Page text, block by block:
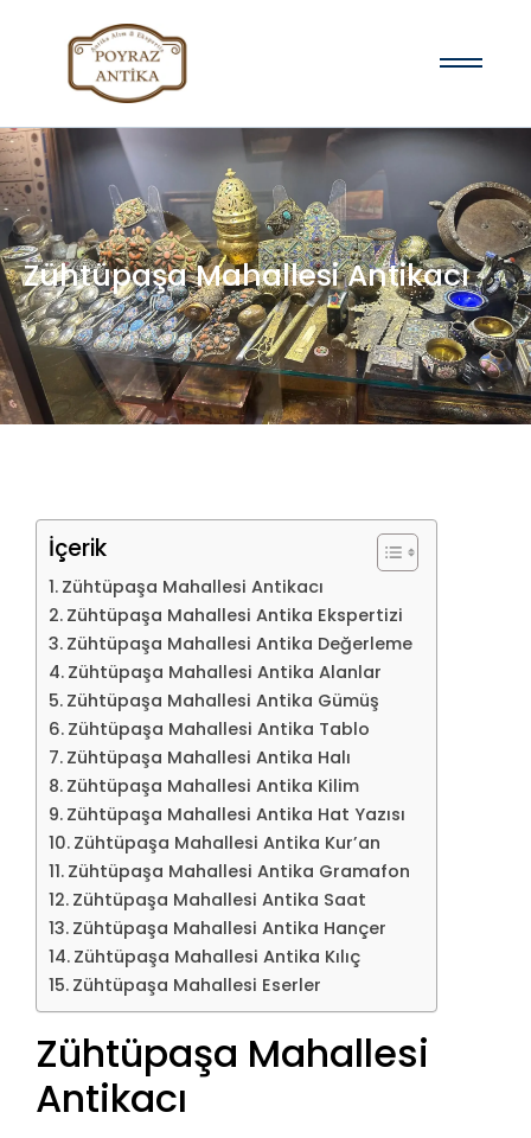
Zühtüpaşa Mahallesi Antikacı
İçerik
Zühtüpaşa Mahallesi Antikacı
Zühtüpaşa Mahallesi Antika Ekspertizi
Zühtüpaşa Mahallesi Antika Değerleme
Zühtüpaşa Mahallesi Antika Alanlar
Zühtüpaşa Mahallesi Antika Gümüş
Zühtüpaşa Mahallesi Antika Tablo
Zühtüpaşa Mahallesi Antika Halı
Zühtüpaşa Mahallesi Antika Kilim
Zühtüpaşa Mahallesi Antika Hat Yazısı
Zühtüpaşa Mahallesi Antika Kur’an
Zühtüpaşa Mahallesi Antika Gramafon
Zühtüpaşa Mahallesi Antika Saat
Zühtüpaşa Mahallesi Antika Hançer
Zühtüpaşa Mahallesi Antika Kılıç
Zühtüpaşa Mahallesi Eserler
Zühtüpaşa Mahallesi
Antikacı